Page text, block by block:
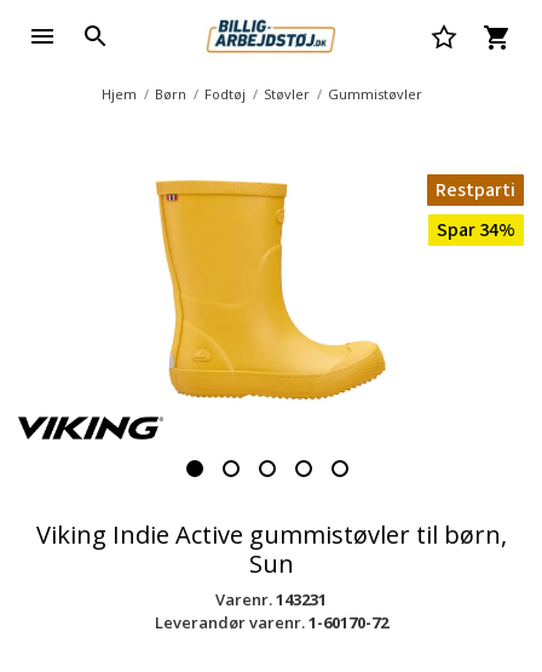
Hjem Børn Fodtøj Støvler Gummistøvler
Restparti
Spar 34%
Viking Indie Active gummistøvler til børn,
Sun
Varenr.143231
Leverandør varenr.1-60170-72